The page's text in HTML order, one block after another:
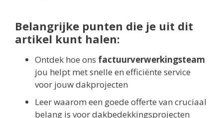
Belangrijke punten die je uit dit
artikel kunt halen:
Ontdek hoe ons factuurverwerkingsteam
jou helpt met snelle en efficiënte service
voor jouw dakprojecten
Leer waarom een goede offerte van cruciaal
belang is voor dakbedekkingsprojecten